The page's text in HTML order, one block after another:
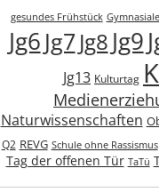
gesundes Frühstück
Jg6 Jg7 Jg8 Jg9
Jg13 Kulturtag
Naturwissenschaften
Q2 REVG Schule ohne Rassismus
Tag der offenen Tür TaTü